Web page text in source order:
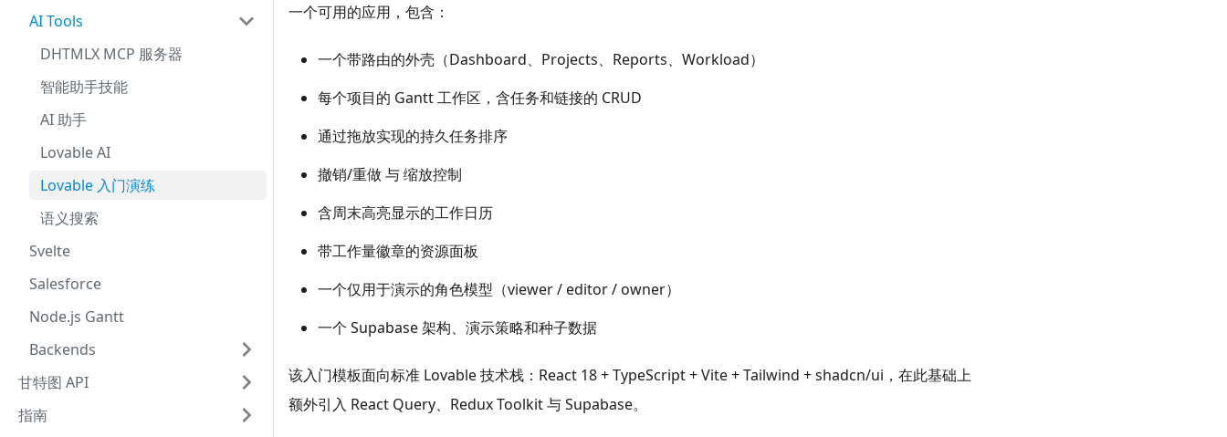
AI Tools
DHTMLX MCP 服务器
智能助手技能
AI 助手
Lovable AI
Lovable 入门演练
语义搜索
Svelte
Salesforce
Node.js Gantt
Backends
甘特图 API
指南
一个可用的应用，包含：
一个带路由的外壳（Dashboard、Projects、Reports、Workload）
每个项目的 Gantt 工作区，含任务和链接的 CRUD
通过拖放实现的持久任务排序
撤销/重做 与 缩放控制
含周末高亮显示的工作日历
带工作量徽章的资源面板
一个仅用于演示的角色模型（viewer / editor / owner）
一个 Supabase 架构、演示策略和种子数据
该入门模板面向标准 Lovable 技术栈：React 18 + TypeScript + Vite + Tailwind + shadcn/ui，在此基础上
额外引入 React Query、Redux Toolkit 与 Supabase。